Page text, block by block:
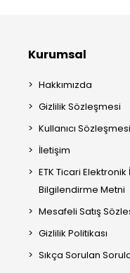
Kurumsal
Hakkımızda
Gizlilik Sözleşmesi
Kullanıcı Sözleşmesi
İletişim
ETK Ticari Elektronik
Bilgilendirme Metni
Mesafeli Satış
Gizlilik Politikası
Sıkça Sorulan